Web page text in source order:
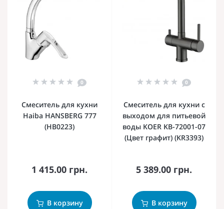
0
Смеситель для кухни
Haiba HANSBERG 777
(HB0223)
1 415.00 грн.
В корзину
0
Смеситель для кухни с
выходом для питьевой
воды KOER KB-72001-07
(Цвет графит) (KR3393)
5 389.00 грн.
В корзину